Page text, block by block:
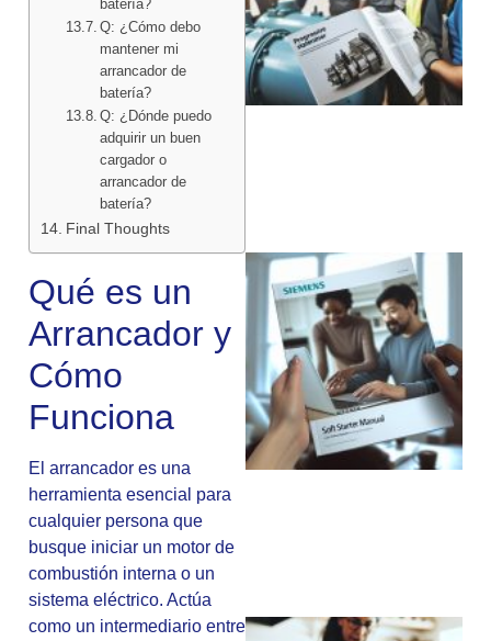
batería?
Q: ¿Cómo debo
mantener mi
arrancador de
batería?
Q: ¿Dónde puedo
adquirir un buen
cargador o
arrancador de
batería?
Final Thoughts
Qué es un
Arrancador y
Cómo
Funciona
El arrancador es una
herramienta esencial para
cualquier persona que
busque iniciar un motor de
combustión interna o un
sistema eléctrico. Actúa
como un intermediario entre